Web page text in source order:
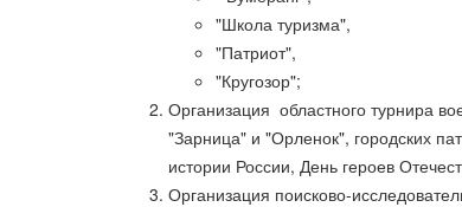
"Школа туризма",
"Патриот",
"Кругозор";
Организация областного турнира
"Зарница" и "Орленок", городских
истории России, День героев
Организация поисково-